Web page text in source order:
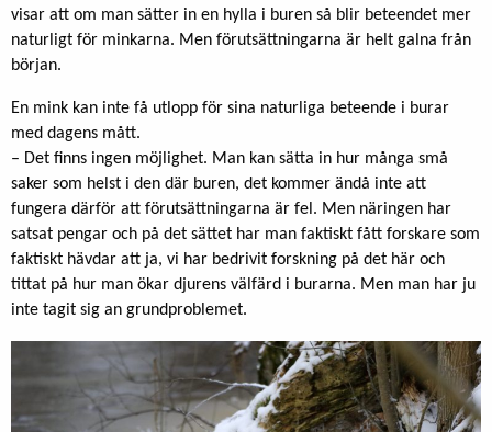
visar att om man sätter in en hylla i buren så blir beteendet mer
naturligt för minkarna. Men förutsättningarna är helt galna från
början.
En mink kan inte få utlopp för sina naturliga beteende i burar
med dagens mått.
– Det finns ingen möjlighet. Man kan sätta in hur många små
saker som helst i den där buren, det kommer ändå inte att
fungera därför att förutsättningarna är fel. Men näringen har
satsat pengar och på det sättet har man faktiskt fått forskare som
faktiskt hävdar att ja, vi har bedrivit forskning på det här och
tittat på hur man ökar djurens välfärd i burarna. Men man har ju
inte tagit sig an grundproblemet.